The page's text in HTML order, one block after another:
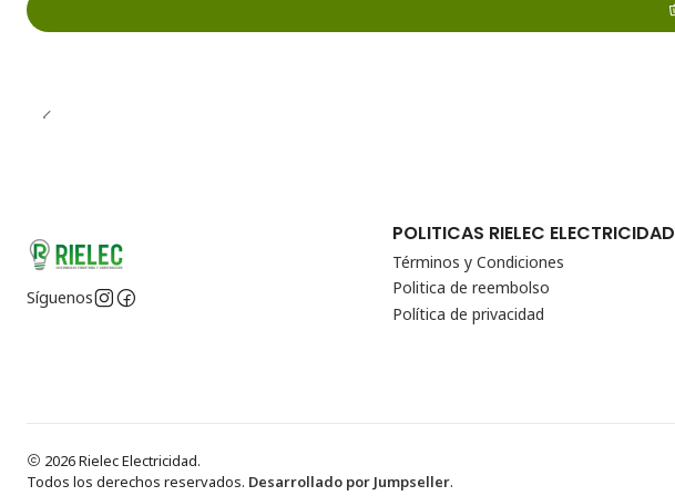
Síguenos
POLITICAS RIELEC ELECTRICIDAD
Términos y Condiciones
Politica de reembolso
Política de privacidad
2026 Rielec Electricidad.
Todos los derechos reservados. Desarrollado por Jumpseller.